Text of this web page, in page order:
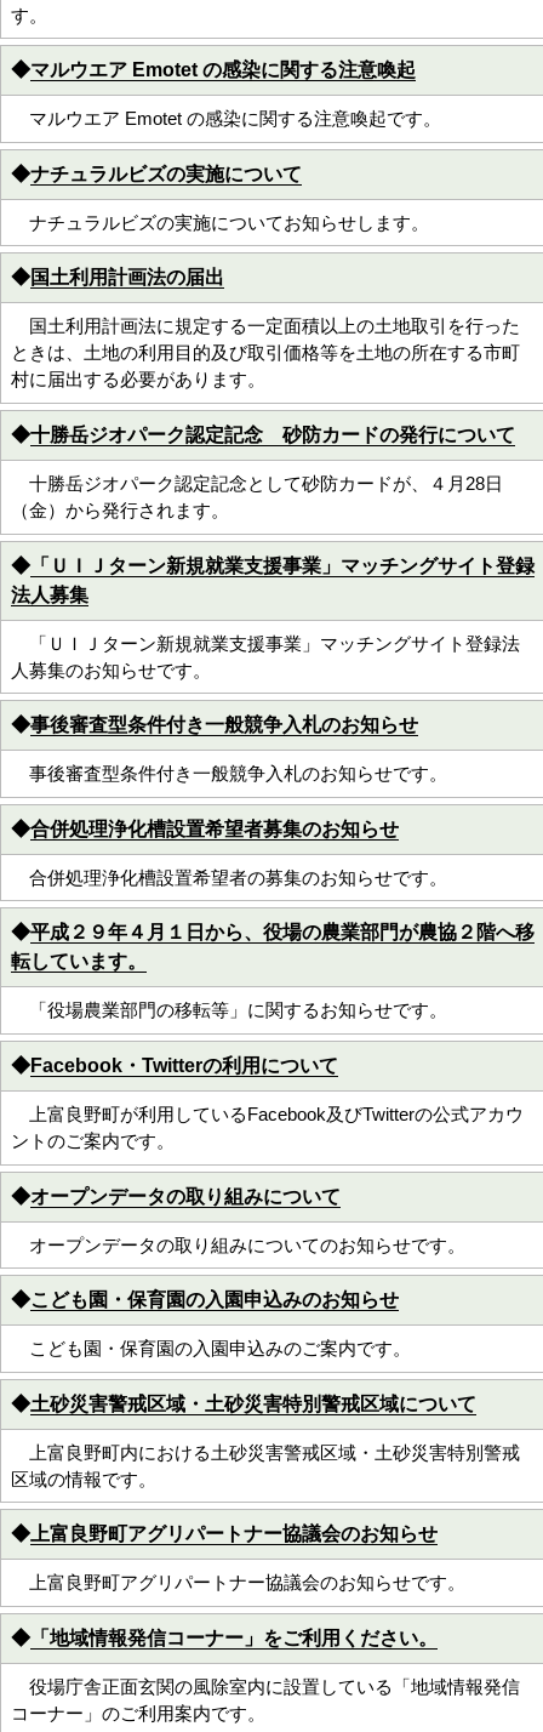
す。
◆マルウエア Emotet の感染に関する注意喚起
マルウエア Emotet の感染に関する注意喚起です。
◆ナチュラルビズの実施について
ナチュラルビズの実施についてお知らせします。
◆国土利用計画法の届出
国土利用計画法に規定する一定面積以上の土地取引を行った
ときは、土地の利用目的及び取引価格等を土地の所在する市町
村に届出する必要があります。
◆十勝岳ジオパーク認定記念 砂防カードの発行について
十勝岳ジオパーク認定記念として砂防カードが、４月28日
（金）から発行されます。
◆ 「ＵＩＪターン新規就業支援事業」マッチングサイト登録
法人募集
「ＵＩＪターン新規就業支援事業」マッチングサイト登録法
人募集のお知らせです。
◆事後審査型条件付き一般競争入札のお知らせ
事後審査型条件付き一般競争入札のお知らせです。
◆合併処理浄化槽設置希望者募集のお知らせ
合併処理浄化槽設置希望者の募集のお知らせです。
◆平成２９年４月１日から、役場の農業部門が農協２階へ移
転しています。
「役場農業部門の移転等」に関するお知らせです。
◆Facebook・Twitterの利用について
上富良野町が利用しているFacebook及びTwitterの公式アカウ
ントのご案内です。
◆オープンデータの取り組みについて
オープンデータの取り組みについてのお知らせです。
◆こども園・保育園の入園申込みのお知らせ
こども園・保育園の入園申込みのご案内です。
◆土砂災害警戒区域・土砂災害特別警戒区域について
上富良野町内における土砂災害警戒区域・土砂災害特別警戒
区域の情報です。
◆上富良野町アグリパートナー協議会のお知らせ
上富良野町アグリパートナー協議会のお知らせです。
◆ 「地域情報発信コーナー」をご利用ください。
役場庁舎正面玄関の風除室内に設置している「地域情報発信
コーナー」のご利用案内です。